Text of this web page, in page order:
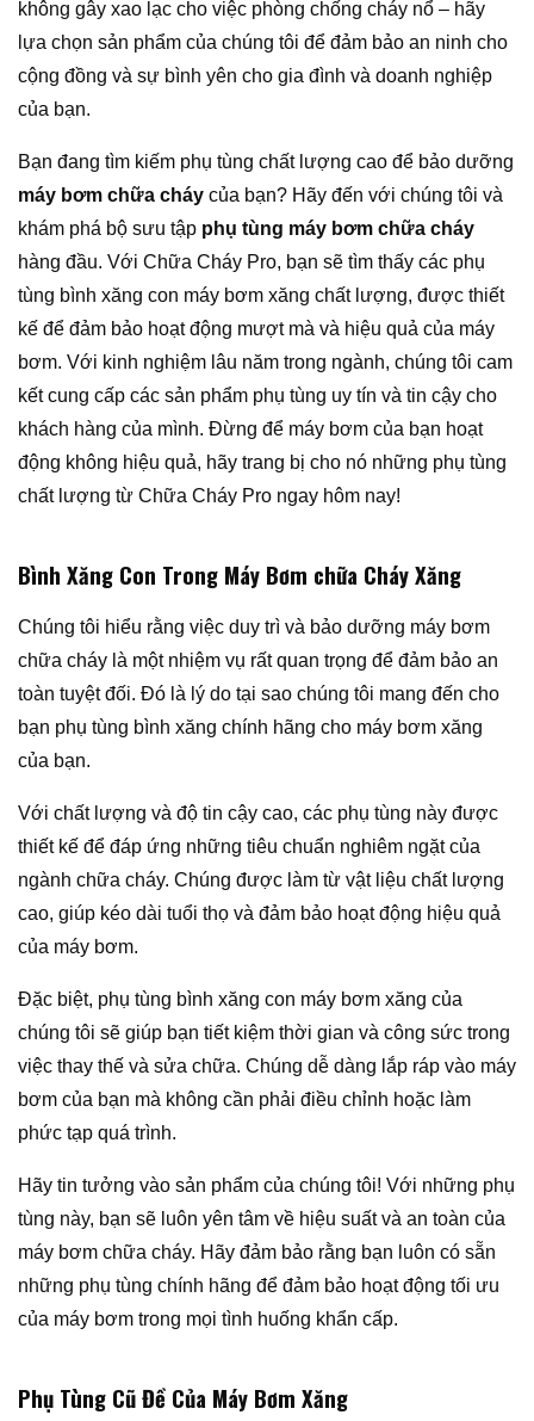
không gây xao lạc cho việc phòng chống cháy nổ – hãy
lựa chọn sản phẩm của chúng tôi để đảm bảo an ninh cho
cộng đồng và sự bình yên cho gia đình và doanh nghiệp
của bạn.
Bạn đang tìm kiếm phụ tùng chất lượng cao để bảo dưỡng
máy bơm chữa cháy của bạn? Hãy đến với chúng tôi và
khám phá bộ sưu tập phụ tùng máy bơm chữa cháy
hàng đầu. Với Chữa Cháy Pro, bạn sẽ tìm thấy các phụ
tùng bình xăng con máy bơm xăng chất lượng, được thiết
kế để đảm bảo hoạt động mượt mà và hiệu quả của máy
bơm. Với kinh nghiệm lâu năm trong ngành, chúng tôi cam
kết cung cấp các sản phẩm phụ tùng uy tín và tin cậy cho
khách hàng của mình. Đừng để máy bơm của bạn hoạt
động không hiệu quả, hãy trang bị cho nó những phụ tùng
chất lượng từ Chữa Cháy Pro ngay hôm nay!
Bình Xăng Con Trong Máy Bơm chữa Cháy Xăng
Chúng tôi hiểu rằng việc duy trì và bảo dưỡng máy bơm
chữa cháy là một nhiệm vụ rất quan trọng để đảm bảo an
toàn tuyệt đối. Đó là lý do tại sao chúng tôi mang đến cho
bạn phụ tùng bình xăng chính hãng cho máy bơm xăng
của bạn.
Với chất lượng và độ tin cậy cao, các phụ tùng này được
thiết kế để đáp ứng những tiêu chuẩn nghiêm ngặt của
ngành chữa cháy. Chúng được làm từ vật liệu chất lượng
cao, giúp kéo dài tuổi thọ và đảm bảo hoạt động hiệu quả
của máy bơm.
Đặc biệt, phụ tùng bình xăng con máy bơm xăng của
chúng tôi sẽ giúp bạn tiết kiệm thời gian và công sức trong
việc thay thế và sửa chữa. Chúng dễ dàng lắp ráp vào máy
bơm của bạn mà không cần phải điều chỉnh hoặc làm
phức tạp quá trình.
Hãy tin tưởng vào sản phẩm của chúng tôi! Với những phụ
tùng này, bạn sẽ luôn yên tâm về hiệu suất và an toàn của
máy bơm chữa cháy. Hãy đảm bảo rằng bạn luôn có sẵn
những phụ tùng chính hãng để đảm bảo hoạt động tối ưu
của máy bơm trong mọi tình huống khẩn cấp.
Phụ Tùng Cũ Đề Của Máy Bơm Xăng